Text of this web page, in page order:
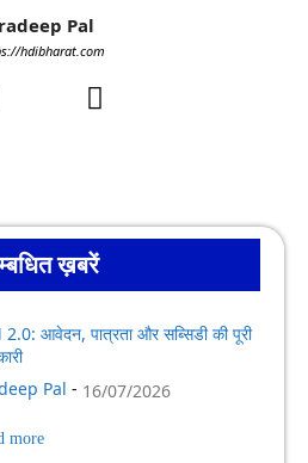
Pal
hdibharat.com
ख़बरें
आवेदन, पात्रता और सब्सिडी की पूरी
Pal - 16/07/2026
more